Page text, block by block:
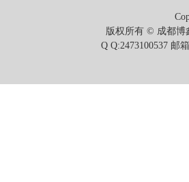
版权所有 © 成都博
Q Q:2473100537 邮